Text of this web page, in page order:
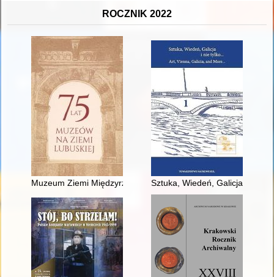
ROCZNIK 2022
Muzeum Ziemi Międzyrzeckiej im. Alfa Kowalskiego
Sztuka, Wiedeń, Galicja i nie